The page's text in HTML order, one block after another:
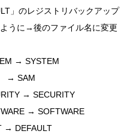
」のレジストリバックアップ
うに→後のファイル名に変更
→ SYSTEM
→ SAM
→ SECURITY
→ SOFTWARE
→ DEFAULT